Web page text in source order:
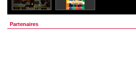
Partenaires